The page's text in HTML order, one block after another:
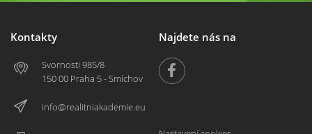
Kontakty
Svornosti 985/8
150 00 Praha 5 - Smíchov
info@realitniakademie.eu
Najdete nás na